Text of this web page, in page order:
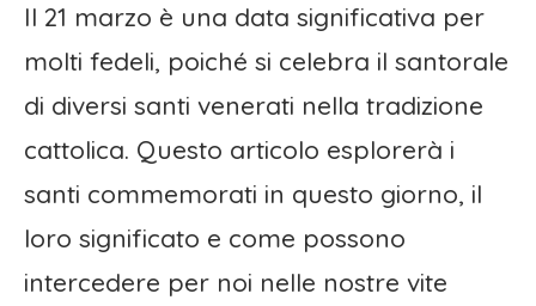
Il 21 marzo è una data significativa per
molti fedeli, poiché si celebra il santorale
di diversi santi venerati nella tradizione
cattolica. Questo articolo esplorerà i
santi commemorati in questo giorno, il
loro significato e come possono
intercedere per noi nelle nostre vite